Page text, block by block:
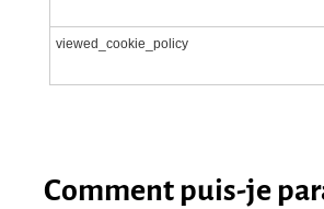
viewed_cookie_policy
Comment puis-je